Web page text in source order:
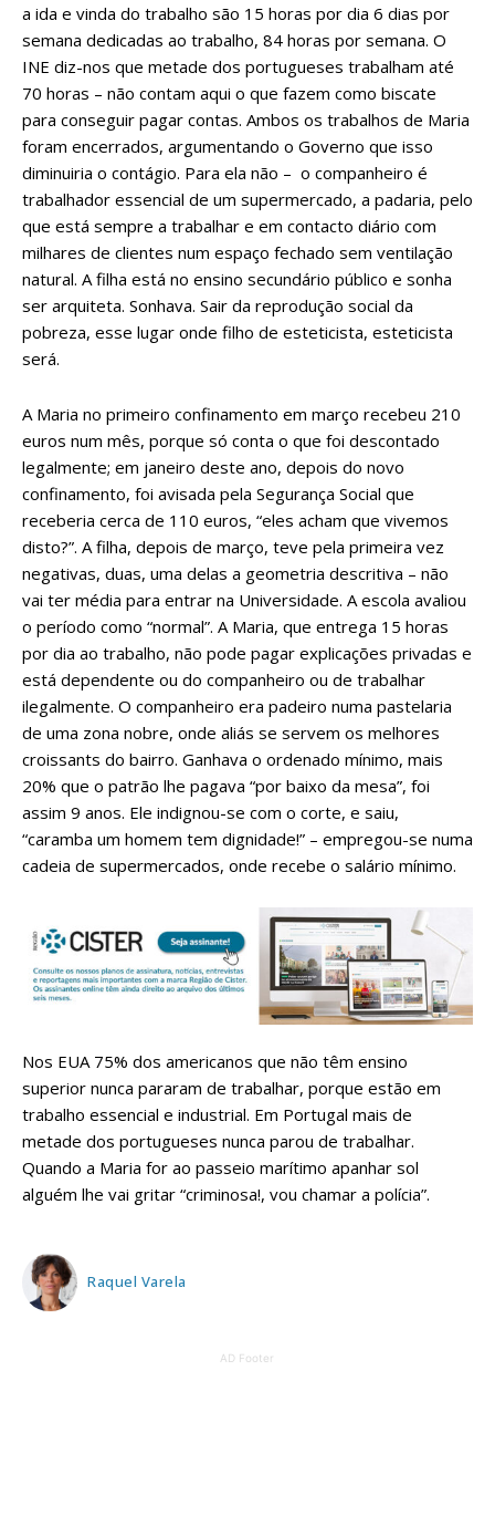
a ida e vinda do trabalho são 15 horas por dia 6 dias por
semana dedicadas ao trabalho, 84 horas por semana. O
INE diz-nos que metade dos portugueses trabalham até
70 horas – não contam aqui o que fazem como biscate
para conseguir pagar contas. Ambos os trabalhos de Maria
foram encerrados, argumentando o Governo que isso
diminuiria o contágio. Para ela não – o companheiro é
trabalhador essencial de um supermercado, a padaria, pelo
que está sempre a trabalhar e em contacto diário com
milhares de clientes num espaço fechado sem ventilação
natural. A filha está no ensino secundário público e sonha
ser arquiteta. Sonhava. Sair da reprodução social da
pobreza, esse lugar onde filho de esteticista, esteticista
será.
A Maria no primeiro confinamento em março recebeu 210
euros num mês, porque só conta o que foi descontado
legalmente; em janeiro deste ano, depois do novo
confinamento, foi avisada pela Segurança Social que
receberia cerca de 110 euros, “eles acham que vivemos
disto?”. A filha, depois de março, teve pela primeira vez
negativas, duas, uma delas a geometria descritiva – não
vai ter média para entrar na Universidade. A escola avaliou
o período como “normal”. A Maria, que entrega 15 horas
por dia ao trabalho, não pode pagar explicações privadas e
está dependente ou do companheiro ou de trabalhar
ilegalmente. O companheiro era padeiro numa pastelaria
de uma zona nobre, onde aliás se servem os melhores
croissants do bairro. Ganhava o ordenado mínimo, mais
20% que o patrão lhe pagava “por baixo da mesa”, foi
assim 9 anos. Ele indignou-se com o corte, e saiu,
“caramba um homem tem dignidade!” – empregou-se numa
cadeia de supermercados, onde recebe o salário mínimo.
Nos EUA 75% dos americanos que não têm ensino
superior nunca pararam de trabalhar, porque estão em
trabalho essencial e industrial. Em Portugal mais de
metade dos portugueses nunca parou de trabalhar.
Quando a Maria for ao passeio marítimo apanhar sol
alguém lhe vai gritar “criminosa!, vou chamar a polícia”.
Raquel Varela
AD Footer